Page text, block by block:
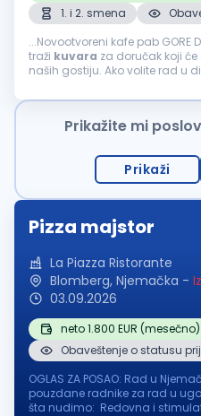
1. i 2. smena
...Novootvoreni kafe pab GORE
traži kuvara za doručak koji
naših gostiju. Ako volite rad u
timu...
Prikažite mi
Prikaži
Pizza majstor
La Piazza Ristorante
Blomberg, Njemačka -
03.09.2026
neto 1.800 EUR (mesečno)
Obaveštenje o statusu
OGLAS ZA POSAO: Rad u
pouzdane radnike za rad u
šta nudimo: Redovna i stimulativna primanja (zavisno od